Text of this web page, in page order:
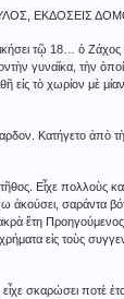
ΕΚΔΟΣΕΙΣ
τῷ 18… ὁ
γυναῖκα, τὴν
εἰς τὸ χωρίον μὲ
Κατήγετο ἀπὸ
Εἶχε πολλοὺς
ἀκούσει, σαράντα
ἔτη
εἰς τοὺς
σκαρώσει ποτὲ